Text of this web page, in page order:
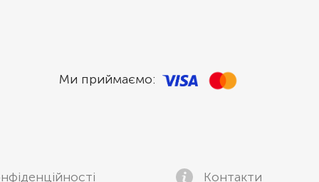
Ми приймаємо:
Контакти